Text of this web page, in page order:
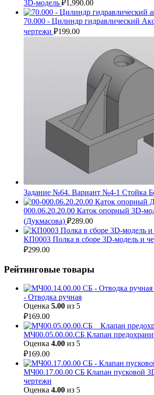
3D-модель ₽1,990.00
70.000 - Цилиндр гидравлический
чертежи ₽199.00
Задание №64. Вариант №4-1 Стойка
000.06.20.20.00 Каток опорный 3D-
(Дукмасова) ₽289.00
КП0003 Полка в сборе 3D-модель и
₽299.00
Рейтинговые товары
- Отводка ручная
Оценка 5.00 из 5
₽169.00
МЧ00.05.00.00.СБ Клапан
Оценка 4.00 из 5
₽169.00
МЧ00.17.00.00 СБ Клапан пусковой
чертежи
Оценка 4.00 из 5